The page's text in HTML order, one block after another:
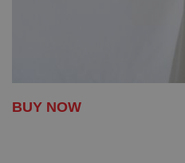
BUY NOW